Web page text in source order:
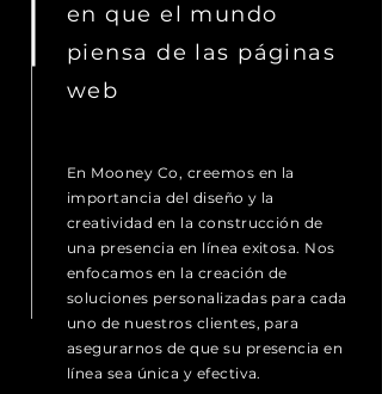
en que el mundo
piensa de las páginas
web
En Mooney Co, creemos en la
importancia del diseño y la
creatividad en la construcción de
una presencia en línea exitosa. Nos
enfocamos en la creación de
soluciones personalizadas para cada
uno de nuestros clientes, para
asegurarnos de que su presencia en
línea sea única y efectiva.